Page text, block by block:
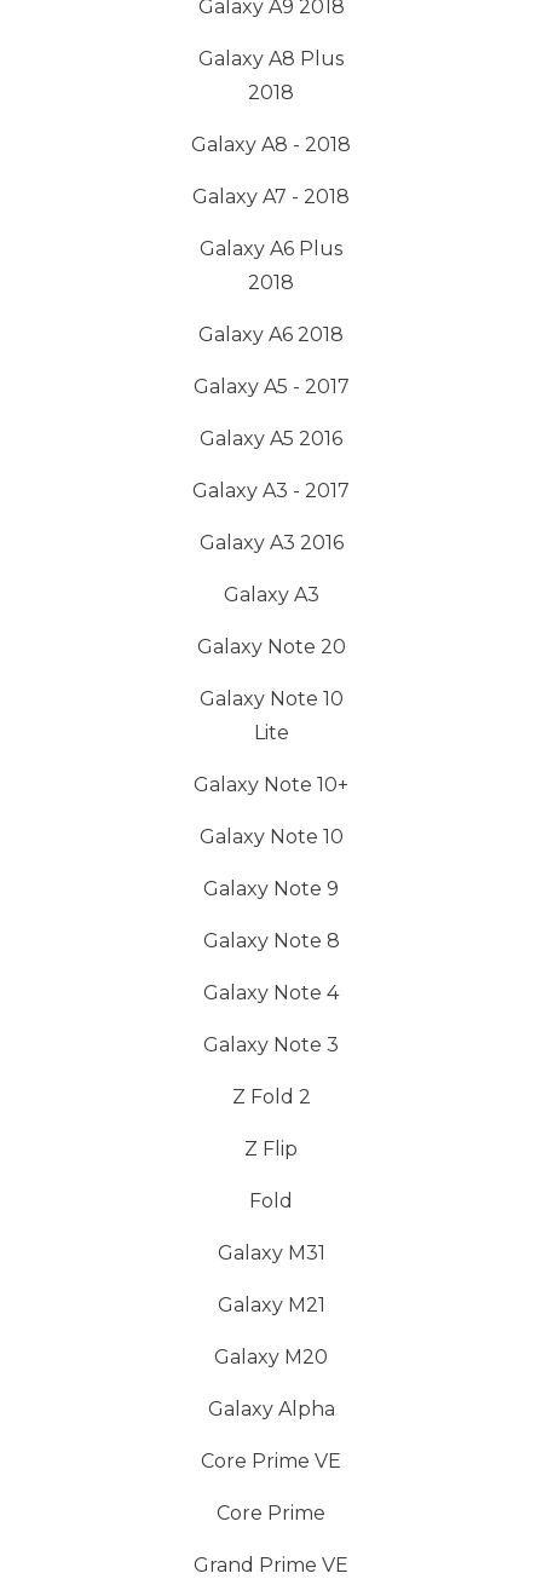
Galaxy A9 2018
Galaxy A8 Plus
2018
Galaxy A8 - 2018
Galaxy A7 - 2018
Galaxy A6 Plus
2018
Galaxy A6 2018
Galaxy A5 - 2017
Galaxy A5 2016
Galaxy A3 - 2017
Galaxy A3 2016
Galaxy A3
Galaxy Note 20
Galaxy Note 10
Lite
Galaxy Note 10+
Galaxy Note 10
Galaxy Note 9
Galaxy Note 8
Galaxy Note 4
Galaxy Note 3
Z Fold 2
Z Flip
Fold
Galaxy M31
Galaxy M21
Galaxy M20
Galaxy Alpha
Core Prime VE
Core Prime
Grand Prime VE